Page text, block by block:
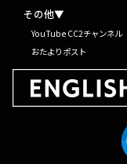
その他▼
YouTube CC2チャンネル
おたよりポスト